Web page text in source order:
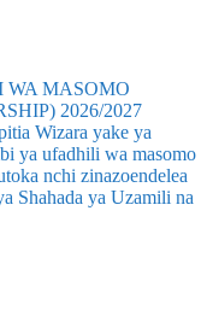
MASOMO
2026/2027
Wizara yake ya
ya ufadhili wa masomo
nchi zinazoendelea
Shahada ya Uzamili na